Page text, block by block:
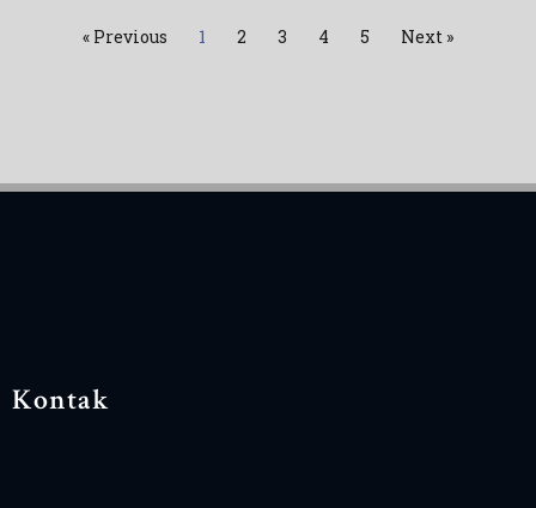
« Previous 1 2 3 4 5 Next »
Kontak